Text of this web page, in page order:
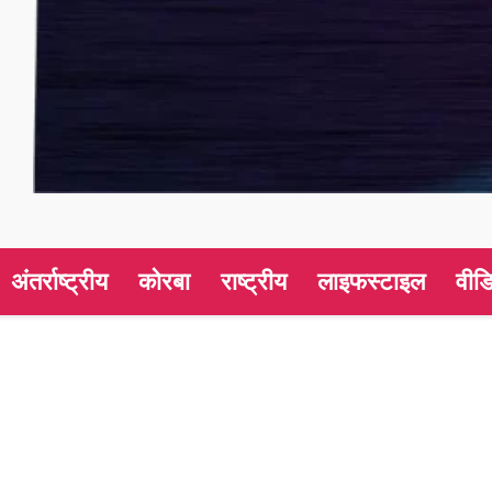
अंतर्राष्ट्रीय कोरबा राष्ट्रीय लाइफस्टाइल